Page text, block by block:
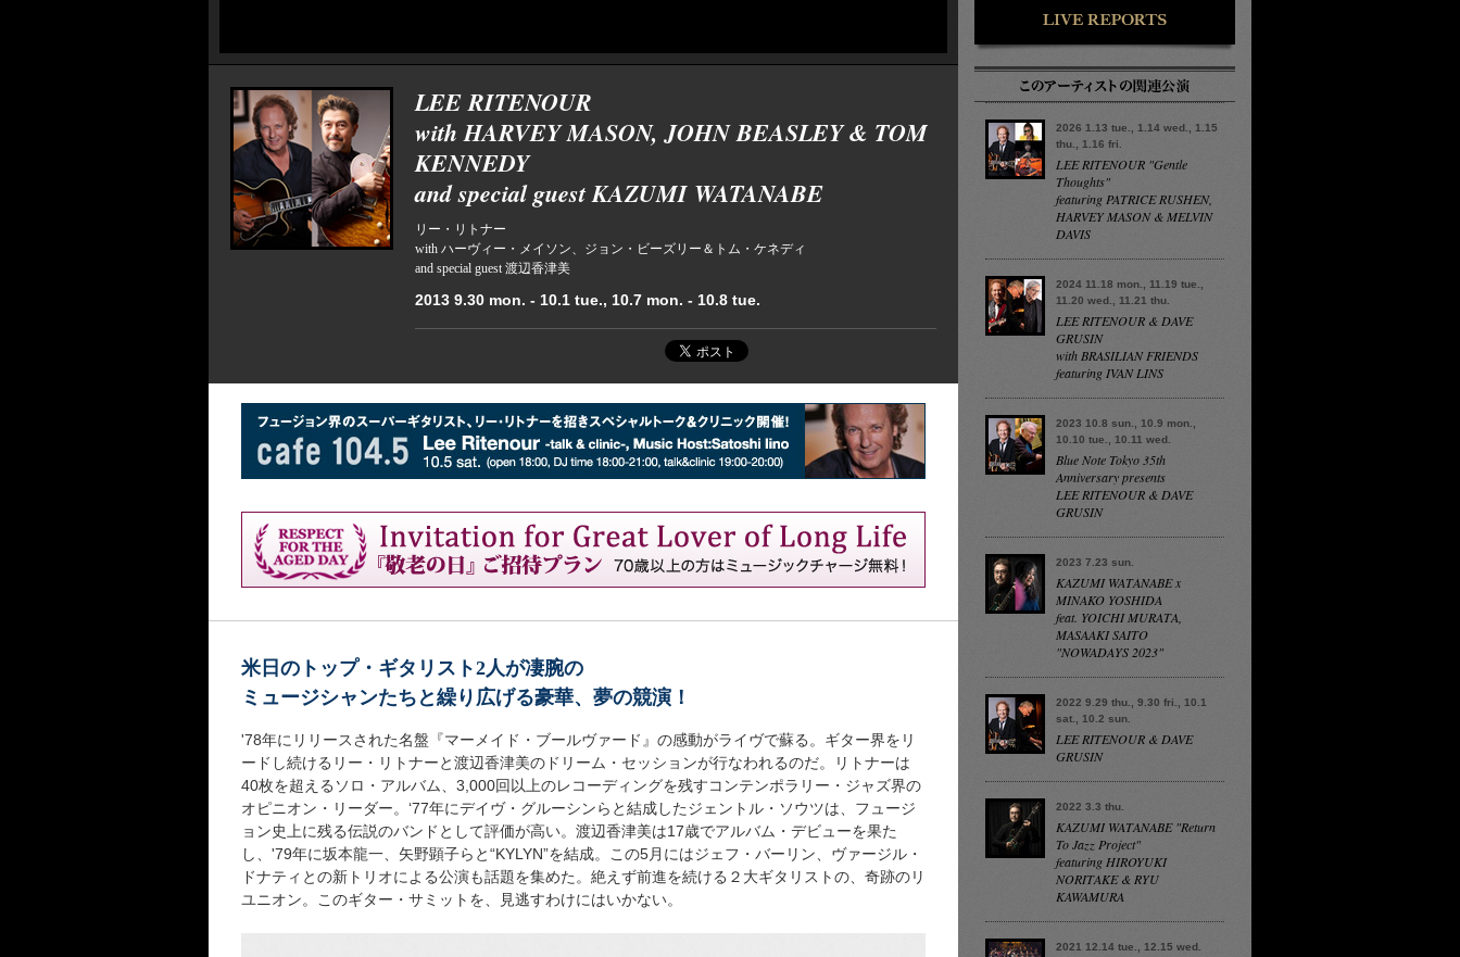
LEE RITENOUR
with HARVEY MASON, JOHN BEASLEY & TOM
KENNEDY
and special guest KAZUMI WATANABE
リー・リトナー
with ハーヴィー・メイソン、ジョン・ビーズリー＆トム・ケネディ
and special guest 渡辺香津美
2013 9.30 mon. - 10.1 tue., 10.7 mon. - 10.8 tue.
米日のトップ・ギタリスト2人が凄腕の
ミュージシャンたちと繰り広げる豪華、夢の競演！
'78年にリリースされた名盤『マーメイド・ブールヴァード』の感動がライヴで蘇る。ギター界をリ
ードし続けるリー・リトナーと渡辺香津美のドリーム・セッションが行なわれるのだ。リトナーは
40枚を超えるソロ・アルバム、3,000回以上のレコーディングを残すコンテンポラリー・ジャズ界の
オピニオン・リーダー。‘77年にデイヴ・グルーシンらと結成したジェントル・ソウツは、フュージ
ョン史上に残る伝説のバンドとして評価が高い。渡辺香津美は17歳でアルバム・デビューを果た
し、'79年に坂本龍一、矢野顕子らと“KYLYN”を結成。この5月にはジェフ・バーリン、ヴァージル・
ドナティとの新トリオによる公演も話題を集めた。絶えず前進を続ける２大ギタリストの、奇跡のリ
ユニオン。このギター・サミットを、見逃すわけにはいかない。
2026 1.13 tue., 1.14 wed., 1.15
thu., 1.16 fri.
LEE RITENOUR "Gentle
Thoughts"
featuring PATRICE RUSHEN,
HARVEY MASON & MELVIN
DAVIS
2024 11.18 mon., 11.19 tue.,
11.20 wed., 11.21 thu.
LEE RITENOUR & DAVE
GRUSIN
with BRASILIAN FRIENDS
featuring IVAN LINS
2023 10.8 sun., 10.9 mon.,
10.10 tue., 10.11 wed.
Blue Note Tokyo 35th
Anniversary presents
LEE RITENOUR & DAVE
GRUSIN
2023 7.23 sun.
KAZUMI WATANABE x
MINAKO YOSHIDA
feat. YOICHI MURATA,
MASAAKI SAITO
"NOWADAYS 2023"
2022 9.29 thu., 9.30 fri., 10.1
sat., 10.2 sun.
LEE RITENOUR & DAVE
GRUSIN
2022 3.3 thu.
KAZUMI WATANABE "Return
To Jazz Project"
featuring HIROYUKI
NORITAKE & RYU
KAWAMURA
2021 12.14 tue., 12.15 wed.